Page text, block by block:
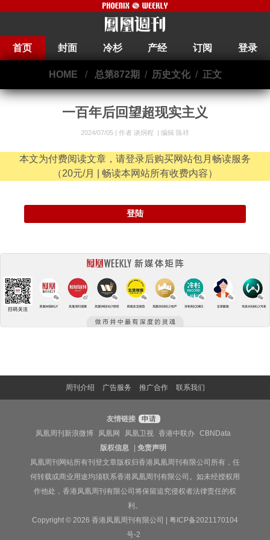
首页 封面 冷杉 产经 订阅 登录
HOME / 总第872期 / 历史文化/ 正文
一百年后回望超现实主义
2024/07/05 | 作者 谈烔程 编辑 陈祥
本文为付费阅读文章，请登录后购买网站包月畅读服务
（20元/月 | 畅读本网站所有收费内容）
登陆
周刊介绍 广告服务 推广合作 联系我们
友情链接
申请
凤凰周刊新浪微博
凤凰网 凤凰卫视 香港中联办
CBNData
版权信息
|免责声明
凤凰周刊网站所有刊登文章版权归香港凤凰周刊有限公司所有，任
何转载或商业用途均须联系香港凤凰周刊有限公司。如未经授权用
作他处，香港凤凰周刊有限公司将保留追究侵权者法律责任的权
利。
Copyright © 2026 香港凤凰周刊有限公司 | 粤ICP备2021170104
号-2